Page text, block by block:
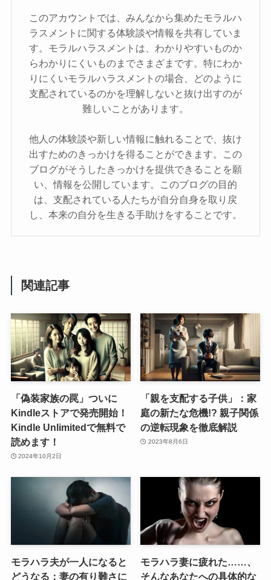
このアカウントでは、みんなから集めたモラルハ
ラスメントに関する体験談や情報を共有していま
す。モラルハラスメントは、わかりやすいものか
らわかりにくいものまでさまざまです。特にわか
りにくいモラルハラスメントの場合、どのように
支配されているのかを理解しないと抜け出すのが
難しいことがあります。
他人の体験談や新しい情報に触れることで、抜け
出すためのきっかけを得ることができます。この
ブログがそうしたきっかけを提供できることを願
い、情報を公開しています。このブログの目的
は、支配されている人たちが自分自身を取り戻
し、本来の自分を生きる手助けをすることです。
関連記事
「偽装家族の罠」ついに
Kindleストアで発売開始！
Kindle Unlimitedで無料で
読めます！
2024年10月2日
「親を支配する子供」：家
庭の新たな危機!? 親子関係
の逆転現象を徹底解説
2023年8月6日
モラハラ夫が一人になると
どうなる：妻の有り難さに
モラハラ妻に疲れた……、
そんなあなたへの具体的な